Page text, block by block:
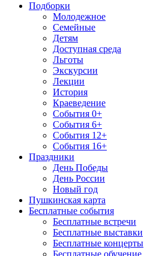
Подборки
Молодежное
Семейные
Детям
Доступная среда
Льготы
Экскурсии
Лекции
История
Краеведение
События 0+
События 6+
События 12+
События 16+
Праздники
День Победы
День России
Новый год
Пушкинская карта
Бесплатные события
Бесплатные встречи
Бесплатные выставки
Бесплатные концерты
Бесплатные обучение